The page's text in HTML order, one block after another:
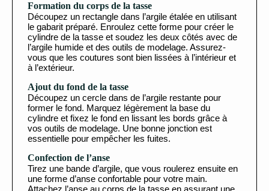
Formation du corps de la tasse
Découpez un rectangle dans l’argile étalée en utilisant
le gabarit préparé. Enroulez cette forme pour créer le
cylindre de la tasse et soudez les deux côtés avec de
l’argile humide et des outils de modelage. Assurez-
vous que les coutures sont bien lissées à l’intérieur et
à l’extérieur.
Ajout du fond de la tasse
Découpez un cercle dans de l’argile restante pour
former le fond. Marquez légèrement la base du
cylindre et fixez le fond en lissant les bords grâce à
vos outils de modelage. Une bonne jonction est
essentielle pour empêcher les fuites.
Confection de l’anse
Tirez une bande d’argile, que vous roulerez ensuite en
une forme d’anse confortable pour votre main.
Attachez l’anse au corps de la tasse en assurant une